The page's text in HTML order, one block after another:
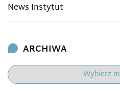
News Instytut
ARCHIWA